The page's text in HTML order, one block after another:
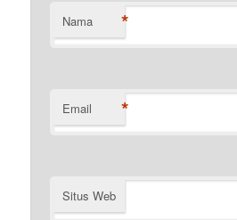
Nama *
Email *
Situs Web